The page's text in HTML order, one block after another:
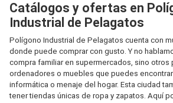
Catálogos y ofertas en
Industrial de Pelagatos
Polígono Industrial de Pelagatos cuenta con
donde puede comprar con gusto. Y no
compra familiar en supermercados, sino otros
ordenadores o muebles que puedes
informática o menaje del hogar. Esta ciudad
tener tiendas únicas de ropa y zapatos. Aquí